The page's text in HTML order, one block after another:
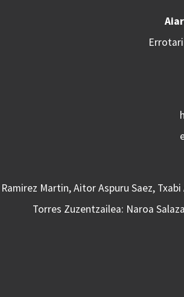
Martin, Aitor Aspuru Saez,
Torres Zuzentzailea: Naroa